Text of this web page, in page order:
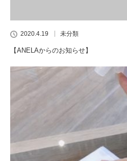
2020.4.19 未分類
【ANELAからのお知らせ】